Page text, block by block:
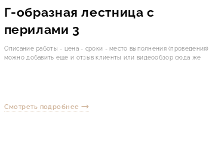
Г-образная лестница с
перилами 3
Описание работы - цена - сроки - место выполнения (проведения)
можно добавить еще и отзыв клиенты или видеообзор сюда же
Смотреть подробнее